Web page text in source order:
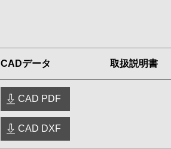
CADデータ 取扱説明書
CAD PDF
CAD DXF